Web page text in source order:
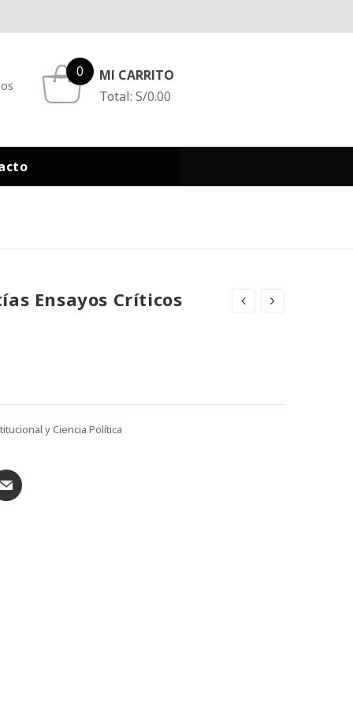
0
MI CARRITO
Total: S/0.00
Ensayos Críticos
y Ciencia Política